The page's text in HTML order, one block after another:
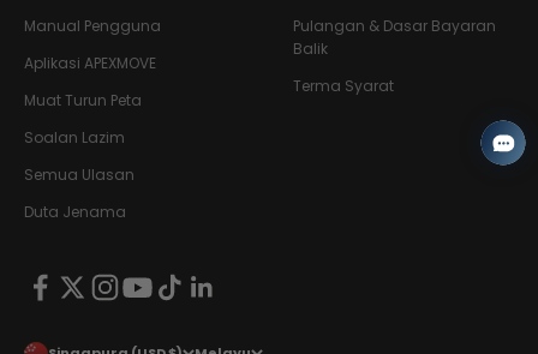
Manual Pengguna
Aplikasi APEXMOVE
Muat Turun Peta
Soalan Lazim
Semua Ulasan
Duta Jenama
Pulangan & Dasar Bayaran
Balik
Terma Syarat